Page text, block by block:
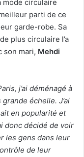
mode circulaire
parti de ce
garde-robe. Sa
plus circulaire l’a
son mari, Mehdi
j’ai déménagé à
échelle. J’ai
en popularité et
donc décidé de voir
les gens dans leur
de leur